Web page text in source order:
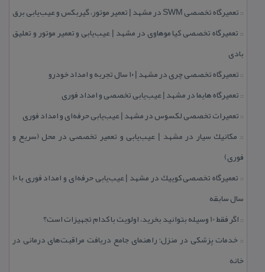
:: تعمیرگاه تخصصی SWM در مشهد | تعمیر موتور، گیربكس و عیب‌یابی برق
:: تعمیرگاه تخصصی كیا موهاوی در مشهد | عیب‌یابی و تعمیر موتور و تعلیق
بادی
:: تعمیرگاه تخصصی چری در مشهد | ۱۰ سال تجربه و امداد خودرو
:: تعمیرگاه هایما در مشهد | عیب‌یابی تخصصی و امداد فوری
:: تعمیرات تخصصی لكسوس در مشهد | عیب‌یابی حرفه‌ای و امداد فوری
:: مكانیك سیار در مشهد | عیب‌یابی و تعمیر تخصصی در محل (سریع و
فوری)
::
تعمیرگاه تخصصی كوییك در مشهد | عیب‌یابی حرفه‌ای و امداد فوری با ۱۰
سال سابقه
:: اگر فقط 10 وسیله بتوانید بخرید، اولویت با كدام تجهیزات است؟
:: خدمات پزشكی در منزل؛ راهنمای جامع دریافت مراقبت‌های درمانی در
خانه